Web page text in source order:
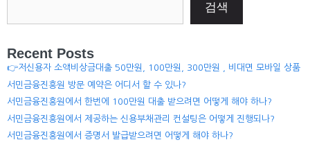
검색
Recent Posts
👉저신용자 소액비상금대출 50만원, 100만원, 300만원 , 비대면 모바일 상품
서민금융진흥원 방문 예약은 어디서 할 수 있나?
서민금융진흥원에서 한번에 100만원 대출 받으려면 어떻게 해야 하나?
서민금융진흥원에서 제공하는 신용부채관리 컨설팅은 어떻게 진행되나?
서민금융진흥원에서 증명서 발급받으려면 어떻게 해야 하나?